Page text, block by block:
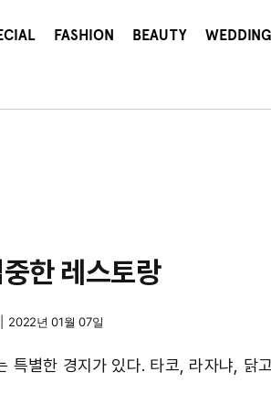
FASHION BEAUTY WEDDING
한 레스토랑
2022년 01월 07일
특별한 경지가 있다. 타코, 라자냐, 닭